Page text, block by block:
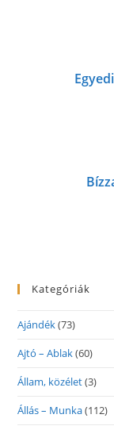
Kategóriák
Ajándék(73)
Ajtó – Ablak(60)
Állam, közélet(3)
Állás – Munka(112)